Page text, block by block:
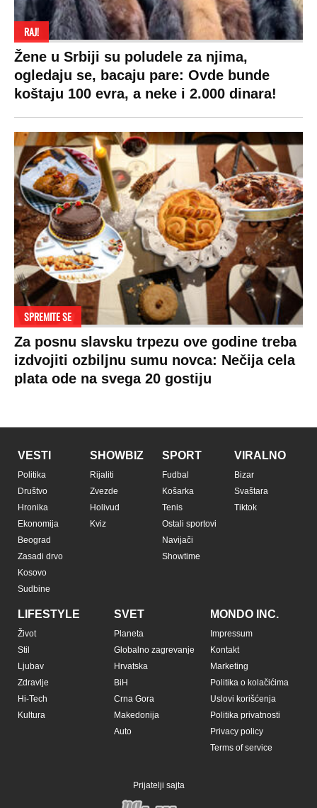
plata ode na svega 20 gostiju
VESTI
Društvo
Hronika
Ekonomija
Beograd
Zasadi drvo
Kosovo
Sudbine
SHOWBIZ
Zvezde
Holivud
Kviz
SPORT
Košarka
Ostali sportovi
Navijači
Showtime
VIRALNO
Svaštara
Tiktok
LIFESTYLE
Život
Stil
Ljubav
Zdravlje
Hi-Tech
Kultura
SVET
Planeta
Globalno zagrevanje
Hrvatska
BiH
Crna Gora
Makedonija
Auto
MONDO INC.
Impressum
Kontakt
Marketing
Politika o kolačićima
Uslovi korišćenja
Politika privatnosti
Privacy policy
Terms of service
Pratite nas na:
Copyright © Espreso.co.rs 2026. Sva prava zadržana. Mondo inc.